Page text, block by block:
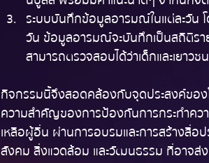
ระบบบันทึกข้อมูลอารมณ์ในแต่ละวัน
วัน ข้อมูลอารมณ์จะบันทึกเป็นสถิติรา
สามารถตรวจสอบได้ว่าเด็กและเยาว
กิจกรรมนี้จึงสอดคล้องกับจุดประสงค์ของโ
ความสำคัญของการป้องกันการกระทำคว
เหลือผู้อื่น ผ่านการอบรมและการสร้างสื่อ
สังคม สิ่งแวดล้อม และวัฒนธรรม ที่อาจส่